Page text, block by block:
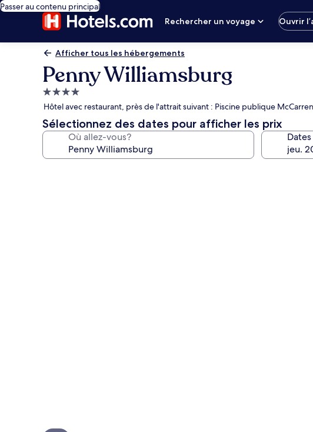
Passer au contenu principal
Rechercher un voyage
Ouvrir
Afficher tous les hébergements
Penny Williamsburg
Hébergement
4.0 étoiles
Hôtel avec restaurant, près de l'attrait suivant : Piscine publique
Sélectionnez des dates pour afficher les prix
Où allez-vous? Dates